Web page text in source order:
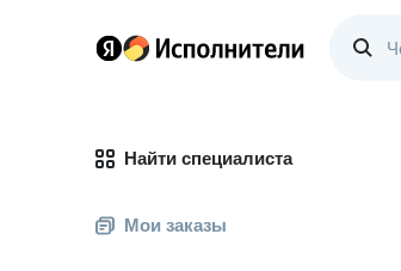
Найти специалиста
Мои заказы